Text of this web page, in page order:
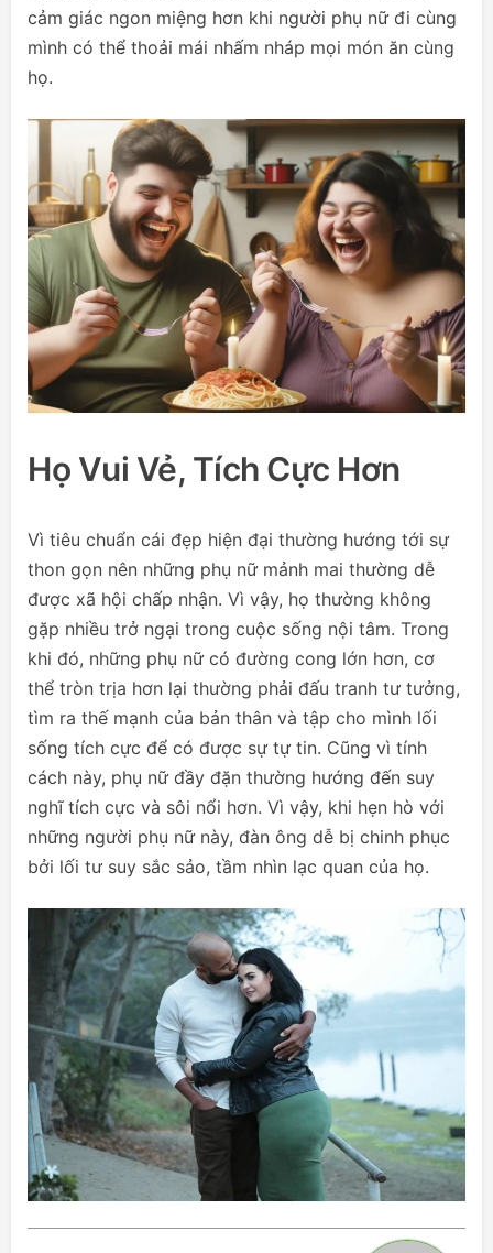
cảm giác ngon miệng hơn khi người phụ nữ đi cùng
mình có thể thoải mái nhấm nháp mọi món ăn cùng
họ.
Họ Vui Vẻ, Tích Cực Hơn
Vì tiêu chuẩn cái đẹp hiện đại thường hướng tới sự
thon gọn nên những phụ nữ mảnh mai thường dễ
được xã hội chấp nhận. Vì vậy, họ thường không
gặp nhiều trở ngại trong cuộc sống nội tâm. Trong
khi đó, những phụ nữ có đường cong lớn hơn, cơ
thể tròn trịa hơn lại thường phải đấu tranh tư tưởng,
tìm ra thế mạnh của bản thân và tập cho mình lối
sống tích cực để có được sự tự tin. Cũng vì tính
cách này, phụ nữ đầy đặn thường hướng đến suy
nghĩ tích cực và sôi nổi hơn. Vì vậy, khi hẹn hò với
những người phụ nữ này, đàn ông dễ bị chinh phục
bởi lối tư suy sắc sảo, tầm nhìn lạc quan của họ.